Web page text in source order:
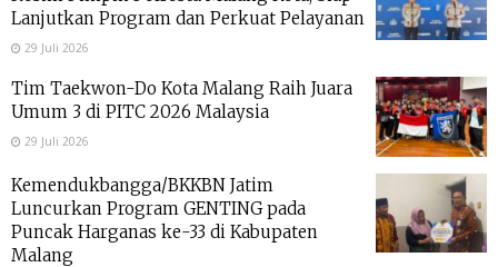
Lanjutkan Program dan Perkuat Pelayanan
29 Juli 2026
Tim Taekwon-Do Kota Malang Raih Juara
Umum 3 di PITC 2026 Malaysia
29 Juli 2026
Kemendukbangga/BKKBN Jatim
Luncurkan Program GENTING pada
Puncak Harganas ke-33 di Kabupaten
Malang